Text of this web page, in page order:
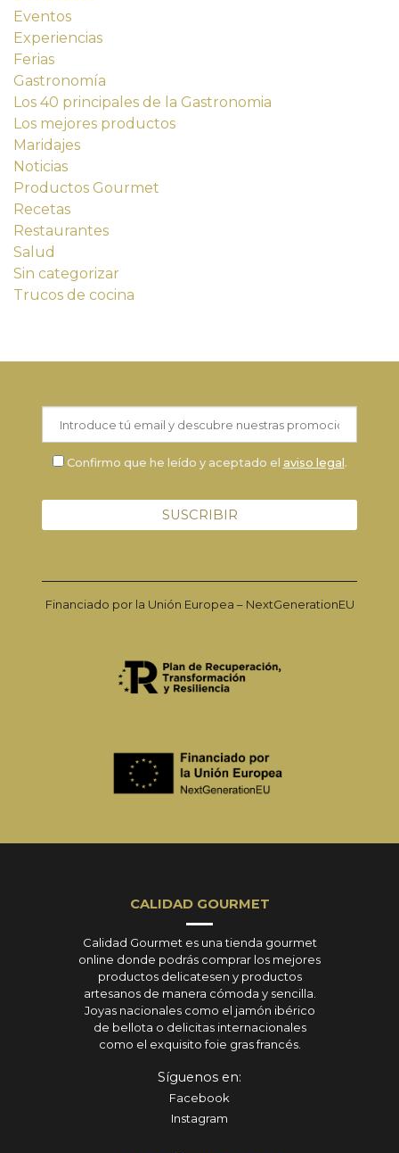
Eventos
Experiencias
Ferias
Gastronomía
Los 40 principales de la Gastronomia
Los mejores productos
Maridajes
Noticias
Productos Gourmet
Recetas
Restaurantes
Salud
Sin categorizar
Trucos de cocina
Confirmo que he leído y aceptado el aviso legal.
Financiado por la Unión Europea – NextGenerationEU
CALIDAD GOURMET
Calidad Gourmet es una tienda gourmet
online donde podrás comprar los mejores
productos delicatesen y productos
artesanos de manera cómoda y sencilla.
Joyas nacionales como el jamón ibérico
de bellota o delicitas internacionales
como el exquisito foie gras francés.
Síguenos en:
Facebook
Instagram